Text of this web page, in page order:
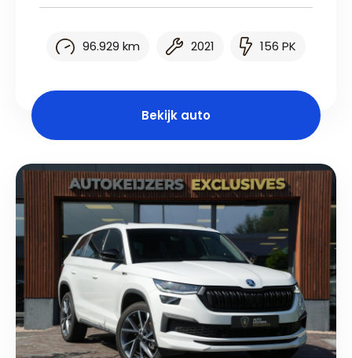
96.929 km 2021 156 PK
Bekijk auto